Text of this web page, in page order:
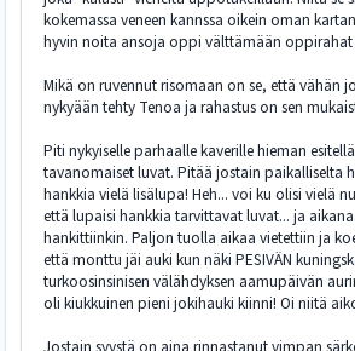
kokemassa veneen kannssa oikein oman
hyvin noita ansoja oppi välttämään oppirahat
Mikä on ruvennut risomaan on se, että vähän
nykyään tehty Tenoa ja rahastus on sen
Piti nykyiselle parhaalle kaverille hieman
tavanomaiset luvat. Pitää jostain paikalliselta
hankkia vielä lisälupa! Heh... voi ku olisi vielä
että lupaisi hankkia tarvittavat luvat... ja
hankittiinkin. Paljon tuolla aikaa vietettiin ja
että monttu jäi auki kun näki PESIVÄN
turkoosinsinisen välähdyksen aamupäivän
oli kiukkuinen pieni jokihauki kiinni! Oi niitä